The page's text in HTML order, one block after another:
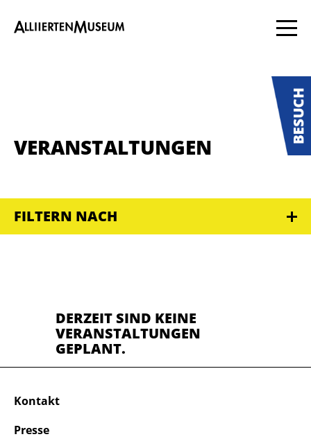
VERANSTALTUNGEN
FILTERN NACH
DERZEIT SIND KEINE
VERANSTALTUNGEN
GEPLANT.
Kontakt
Presse